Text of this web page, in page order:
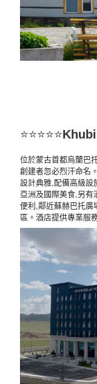
⭐⭐⭐⭐⭐
位於蒙古首都烏蘭巴
創建者忽必烈汗命名
設計典雅,配備高級設
亞洲及國際美食,另有
便利,鄰近蘇赫巴托廣
區。 酒店提供專業服